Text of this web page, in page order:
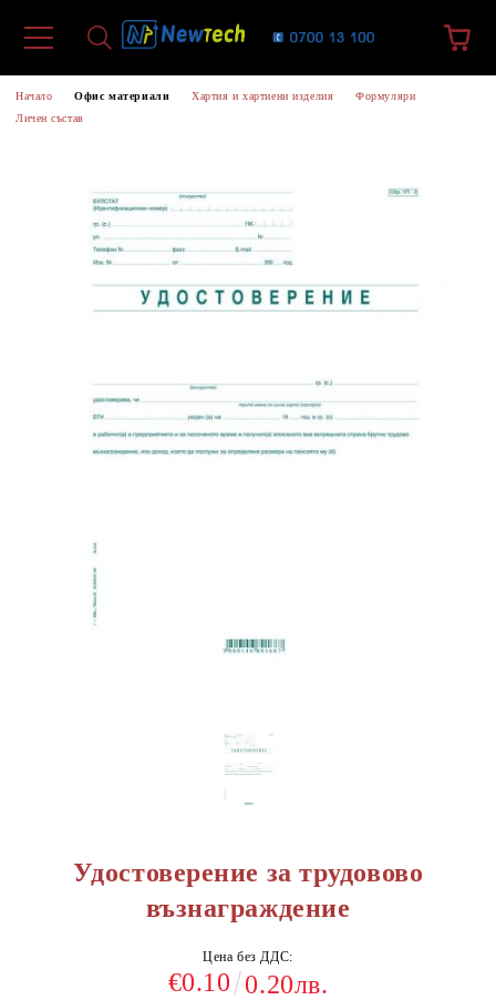
Начало Офис материали Хартия и хартиени изделия
Формуляри
Личен състав
Удостоверение за трудовово
възнаграждение
Цена без ДДС:
€0.10 0.20лв.